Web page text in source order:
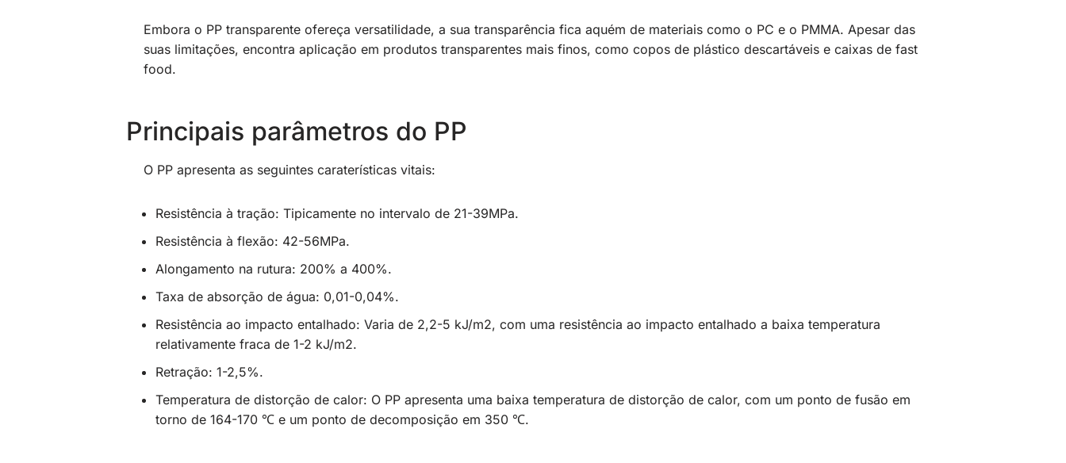
Embora o PP transparente ofereça versatilidade, a sua transparência fica aquém de materiais como o PC e o PMMA. Apesar das
suas limitações, encontra aplicação em produtos transparentes mais finos, como copos de plástico descartáveis e caixas de fast
food.
Principais parâmetros do PP
O PP apresenta as seguintes caraterísticas vitais:
Resistência à tração: Tipicamente no intervalo de 21-39MPa.
Resistência à flexão: 42-56MPa.
Alongamento na rutura: 200% a 400%.
Taxa de absorção de água: 0,01-0,04%.
Resistência ao impacto entalhado: Varia de 2,2-5 kJ/m2, com uma resistência ao impacto entalhado a baixa temperatura
relativamente fraca de 1-2 kJ/m2.
Retração: 1-2,5%.
Temperatura de distorção de calor: O PP apresenta uma baixa temperatura de distorção de calor, com um ponto de fusão em
torno de 164-170 ℃ e um ponto de decomposição em 350 ℃.